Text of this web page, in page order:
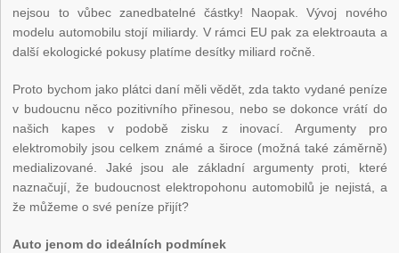
nejsou to vůbec zanedbatelné částky! Naopak. Vývoj nového
modelu automobilu stojí miliardy. V rámci EU pak za elektroauta a
další ekologické pokusy platíme desítky miliard ročně.
Proto bychom jako plátci daní měli vědět, zda takto vydané peníze
v budoucnu něco pozitivního přinesou, nebo se dokonce vrátí do
našich kapes v podobě zisku z inovací. Argumenty pro
elektromobily jsou celkem známé a široce (možná také záměrně)
medializované. Jaké jsou ale základní argumenty proti, které
naznačují, že budoucnost elektropohonu automobilů je nejistá, a
že můžeme o své peníze přijít?
Auto jenom do ideálních podmínek